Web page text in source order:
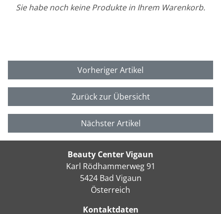
Sie habe noch keine Produkte in Ihrem Warenkorb.
Vorheriger Artikel
Zurück zur Übersicht
Nächster Artikel
Beauty Center Vigaun
Karl Rödhammerweg 91
5424 Bad Vigaun
Österreich
Kontaktdaten